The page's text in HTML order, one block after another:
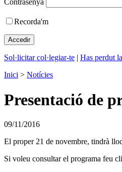
Contrasenya
Recorda'm
Sol·licitar col·legiar-te | Has perdut
Inici > Notícies
Presentació de
09/11/2016
El proper 21 de novembre, tindrà
Si voleu consultar el programa feu